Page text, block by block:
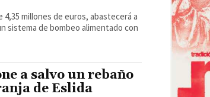
millones de euros, abastecerá a
sistema de bombeo alimentado con
a salvo un rebaño
de Eslida